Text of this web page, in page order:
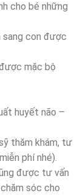
cho bé những
sang con được
mặc bộ
huyết não –
thăm khám, tư
phí nhé).
được tư vấn
sóc cho